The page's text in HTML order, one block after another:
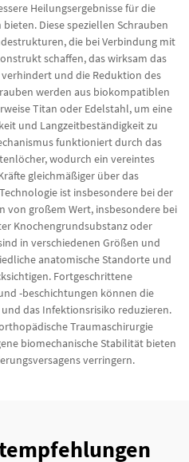
Heilungsergebnisse für die
Diese speziellen Schrauben
die bei Verbindung mit
schaffen, das wirksam das
und die Reduktion des
werden aus biokompatiblen
Titan oder Edelstahl, um eine
und Langzeitbeständigkeit zu
funktioniert durch das
wodurch ein vereintes
gleichmäßiger über das
ist insbesondere bei der
von großem Wert, insbesondere bei
Knochengrundsubstanz oder
in verschiedenen Größen und
anatomische Standorte und
Fortgeschrittene
-beschichtungen können die
das Infektionsrisiko reduzieren.
Traumaschirurgie
biomechanische Stabilität bieten
verringern.